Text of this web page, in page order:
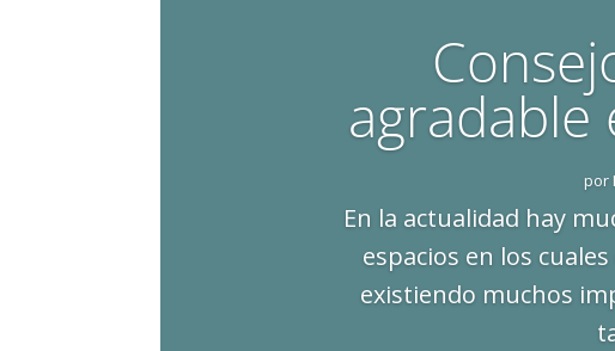
por
En la actualidad hay
espacios en los
existiendo muchos